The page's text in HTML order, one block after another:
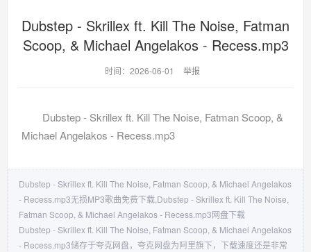
Dubstep - Skrillex ft. Kill The Noise, Fatman
Scoop, & Michael Angelakos - Recess.mp3
时间：2026-06-01 举报
Dubstep - Skrillex ft. Kill The Noise, Fatman Scoop, &
Michael Angelakos - Recess.mp3
Dubstep - Skrillex ft. Kill The Noise, Fatman Scoop, & Michael Angelakos
- Recess.mp3无损MP3歌曲免费下载,Dubstep - Skrillex ft. Kill The Noise,
Fatman Scoop, & Michael Angelakos - Recess.mp3网盘下载
Dubstep - Skrillex ft. Kill The Noise, Fatman Scoop, & Michael Angelakos
- Recess.mp3储存于夸克网盘，夸克网盘为阿里旗下，下载速度还是非常